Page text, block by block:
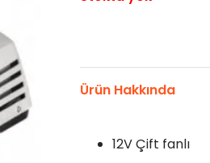
Ürün Hakkında
12V Çift fanlı